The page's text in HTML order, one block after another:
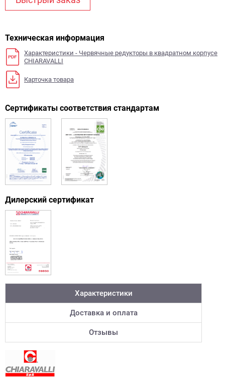
Техническая информация
Характеристики - Червячные редукторы в квадратном корпусе
CHIARAVALLI
Карточка товара
Сертификаты соответствия стандартам
Дилерский сертификат
Характеристики
Доставка и оплата
Отзывы